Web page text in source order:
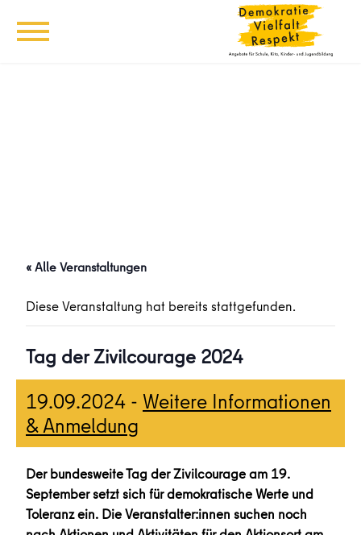
« Alle Veranstaltungen
Diese Veranstaltung hat bereits stattgefunden.
Tag der Zivilcourage 2024
19.09.2024 - Weitere Informationen
& Anmeldung
Der bundesweite Tag der Zivilcourage am 19.
September setzt sich für demokratische Werte und
Toleranz ein. Die Veranstalter:innen suchen noch